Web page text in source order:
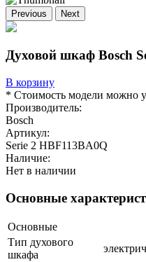
Previous Next
Духовой шкаф Bosch
В корзину
* Стоимость модели можно
Производитель:
Bosch
Артикул:
Serie 2 HBF113BA0Q
Наличие:
Нет в наличии
Основные
Основные
Тип духового
шкафа